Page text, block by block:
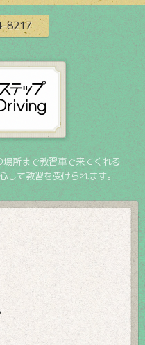
8217
所まで教習車で来てくれる
して教習を受けられます。